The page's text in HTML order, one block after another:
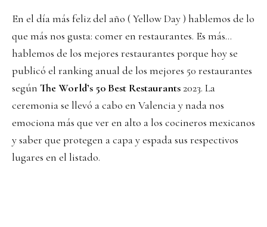
En el día más feliz del año ( Yellow Day ) hablemos de lo
que más nos gusta: comer en restaurantes. Es más…
hablemos de los mejores restaurantes porque hoy se
publicó el ranking anual de los mejores 50 restaurantes
según The World’s 50 Best Restaurants 2023. La
ceremonia se llevó a cabo en Valencia y nada nos
emociona más que ver en alto a los cocineros mexicanos
y saber que protegen a capa y espada sus respectivos
lugares en el listado.